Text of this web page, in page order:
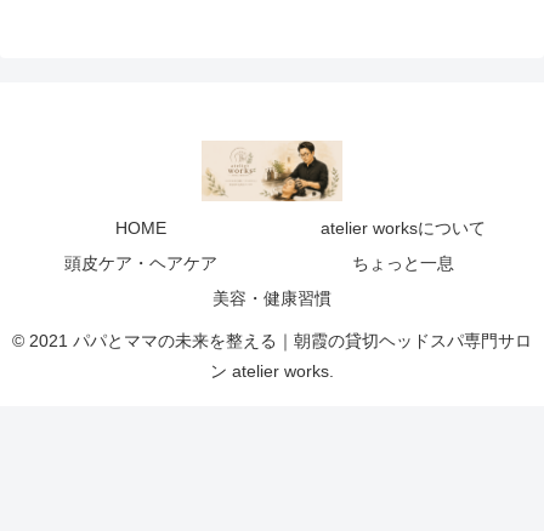
HOME
atelier worksについて
頭皮ケア・ヘアケア
ちょっと一息
美容・健康習慣
© 2021 パパとママの未来を整える｜朝霞の貸切ヘッドスパ専門サロ
ン atelier works.